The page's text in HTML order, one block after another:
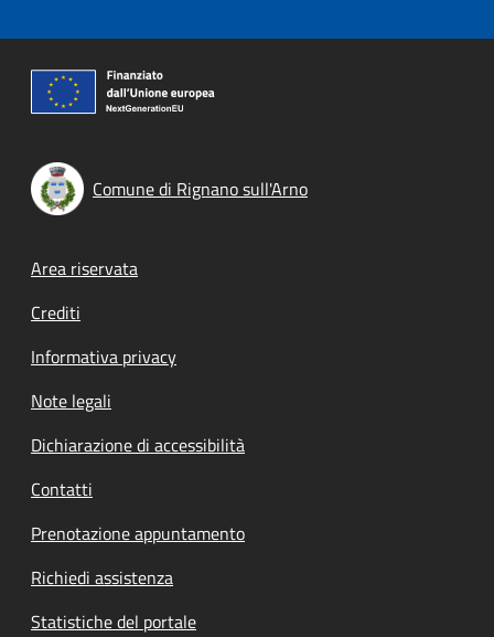
Comune di Rignano sull'Arno
Footer menu
Area riservata
Crediti
Informativa privacy
Note legali
Dichiarazione di accessibilità
Contatti
Prenotazione appuntamento
Richiedi assistenza
Statistiche del portale